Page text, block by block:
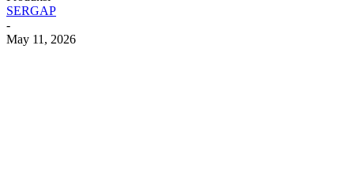
SERGAP
-
May 11, 2026